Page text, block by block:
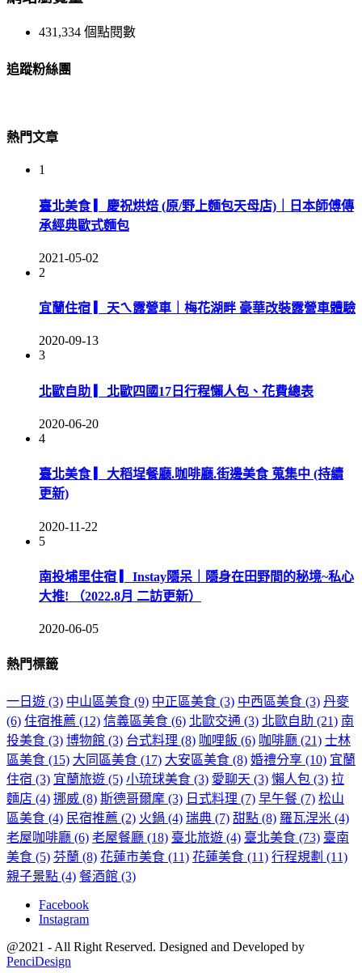
431,334 個點閱數
追蹤粉絲團
熱門文章
1
臺北美食 ▎慶祝烘焙 (原/野上麵包天母店)｜日本師傅傳
承經典歐式麵包
2021-05-02
2
宜蘭住宿 ▎天ㄟ露營車｜梅花湖畔 豪華改裝露營車體驗
2020-09-13
3
北歐自助 ▎北歐四國17日行程懶人包、花費總表
2020-06-20
4
臺北美食 ▎大稻埕餐廳.咖啡廳.街邊美食 蒐集中 (持續
更新)
2020-11-22
5
南投埔里住宿 ▎Instay隱呆｜隱身在田野間的秘境~私心
大推! （2022.8月 二訪更新）
2020-06-05
熱門標籤
一日遊 (3) 中山區美食 (9) 中正區美食 (3) 中西區美食 (3) 丹麥
(6) 住宿推薦 (12) 信義區美食 (6) 北歐交通 (3) 北歐自助 (21) 南
投美食 (3) 博物館 (3) 台式料理 (8) 咖哩飯 (6) 咖啡廳 (21) 士林
區美食 (15) 大同區美食 (17) 大安區美食 (8) 婚禮分享 (10) 宜蘭
住宿 (3) 宜蘭旅遊 (5) 小琉球美食 (3) 愛聊天 (3) 懶人包 (3) 拉
麵店 (4) 挪威 (8) 斯德哥爾摩 (3) 日式料理 (7) 早午餐 (7) 松山
區美食 (4) 民宿推薦 (2) 火鍋 (4) 瑞典 (7) 甜點 (8) 羅瓦涅米 (4)
老屋咖啡廳 (6) 老屋餐廳 (18) 臺北旅遊 (4) 臺北美食 (73) 臺南
美食 (5) 芬蘭 (8) 花蓮市美食 (11) 花蓮美食 (11) 行程規劃 (11)
親子景點 (4) 餐酒館 (3)
Facebook
Instagram
@2021 - All Right Reserved. Designed and Developed by
PenciDesign